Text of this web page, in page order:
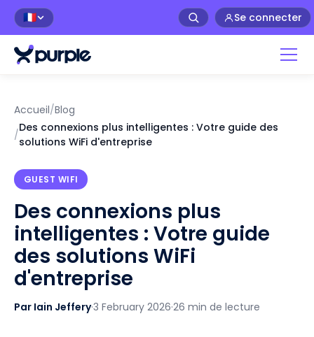
🇫🇷 Se connecter
Accueil/Blog
/
Des connexions plus intelligentes : Votre guide des
solutions WiFi d'entreprise
GUEST WIFI
Des connexions plus
intelligentes : Votre guide
des solutions WiFi
d'entreprise
Par Iain Jeffery·3 February 2026·26 min de lecture